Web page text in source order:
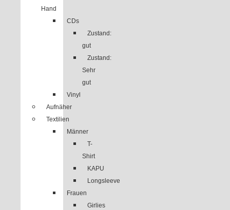
Hand
CDs
Zustand:
gut
Zustand:
Sehr
gut
Vinyl
Aufnäher
Textilien
Männer
T-
Shirt
KAPU
Longsleeve
Frauen
Girlies